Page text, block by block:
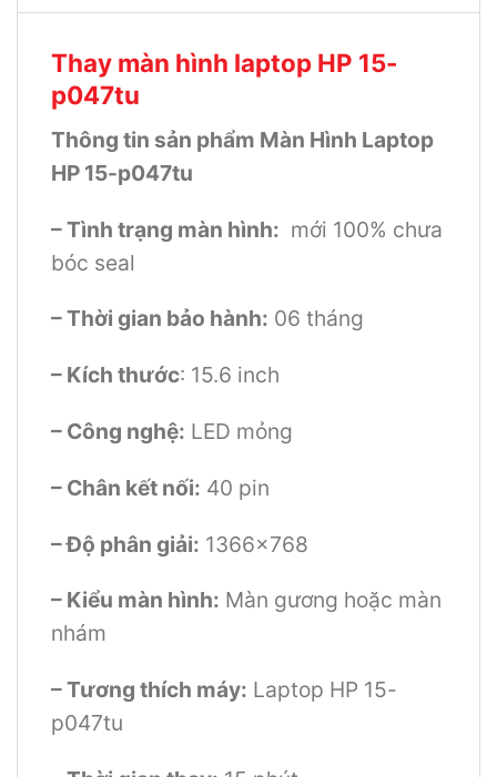
Thay màn hình laptop HP 15-
p047tu
Thông tin sản phẩm Màn Hình Laptop
HP 15-p047tu
– Tình trạng màn hình: mới 100% chưa
bóc seal
– Thời gian bảo hành: 06 tháng
– Kích thước: 15.6 inch
– Công nghệ: LED mỏng
– Chân kết nối: 40 pin
– Độ phân giải: 1366×768
– Kiểu màn hình: Màn gương hoặc màn
nhám
– Tương thích máy: Laptop HP 15-
p047tu